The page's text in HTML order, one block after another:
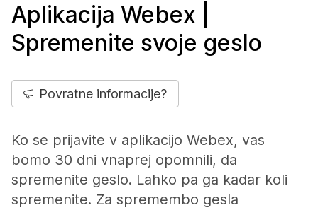
Aplikacija Webex |
Spremenite svoje geslo
Povratne informacije?
Ko se prijavite v aplikacijo Webex, vas
bomo 30 dni vnaprej opomnili, da
spremenite geslo. Lahko pa ga kadar koli
spremenite. Za spremembo gesla